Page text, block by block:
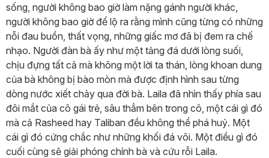
sống, người không bao giờ làm nặng gánh người khác,
người không bao giờ để lộ ra rằng mình cũng từng có những
nỗi đau buồn, thất vọng, những giấc mơ đã bị đem ra chế
nhạo. Người đàn bà ấy như một tảng đá dưới lòng suối,
chịu đựng tất cả mà không một lời ta thán, lòng khoan dung
của bà không bị bào mòn mà được định hình sau từng
dòng nước xiết chảy qua đời bà. Laila đã nhìn thấy phía sau
đôi mắt của cô gái trẻ, sâu thẳm bên trong cô, một cái gì đó
mà cả Rasheed hay Taliban đều không thể phá huỷ. Một
cái gì đó cứng chắc như những khối đá vôi. Một điều gì đó
cuối cùng sẽ giải phóng chính bà và cứu rỗi Laila.